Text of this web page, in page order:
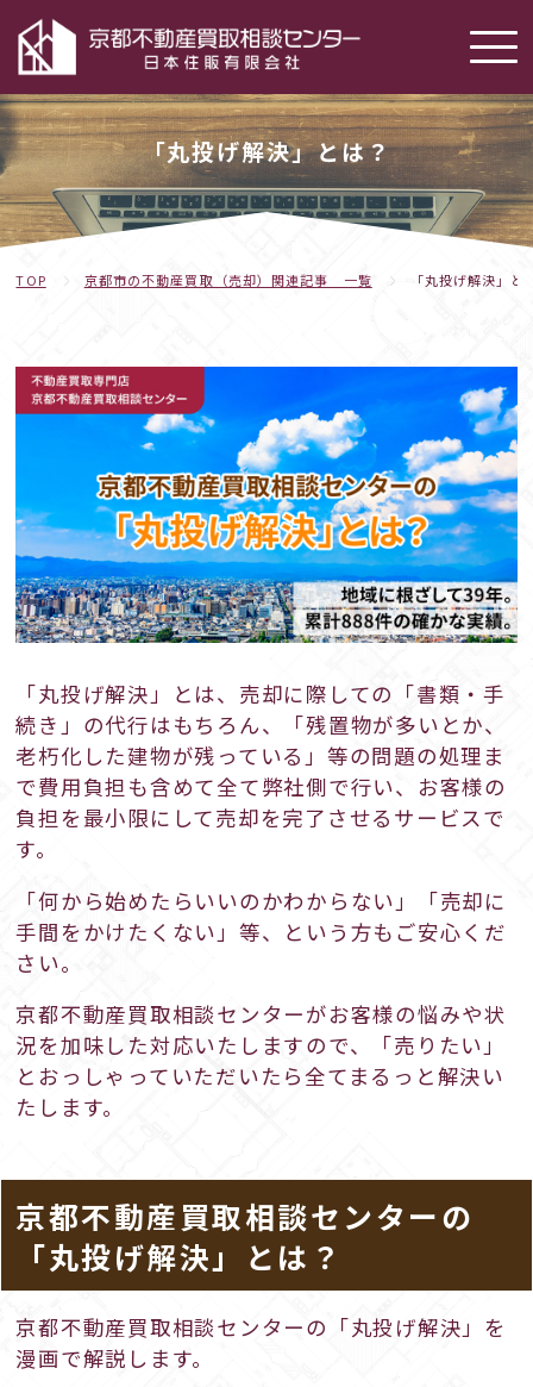
「丸投げ解決」とは？
TOP 京都市の不動産買取（売却）関連記事 一覧 「丸投げ解決」と
「丸投げ解決」とは、売却に際しての「書類・手
続き」の代行はもちろん、「残置物が多いとか、
老朽化した建物が残っている」等の問題の処理ま
で費用負担も含めて全て弊社側で行い、お客様の
負担を最小限にして売却を完了させるサービスで
す。
「何から始めたらいいのかわからない」「売却に
手間をかけたくない」等、という方もご安心くだ
さい。
京都不動産買取相談センターがお客様の悩みや状
況を加味した対応いたしますので、「売りたい」
とおっしゃっていただいたら全てまるっと解決い
たします。
京都不動産買取相談センターの
「丸投げ解決」とは？
京都不動産買取相談センターの「丸投げ解決」を
漫画で解説します。